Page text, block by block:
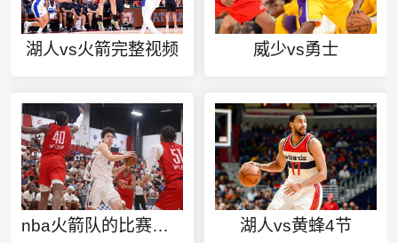
湖人vs火箭完整视频 威少vs勇士
nba火箭队的比赛直播 湖人vs黄蜂4节